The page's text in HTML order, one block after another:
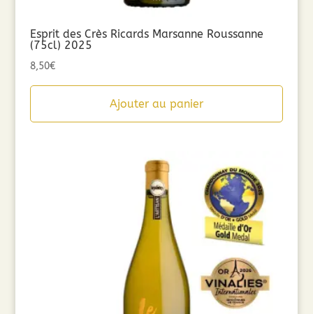
Esprit des Crès Ricards Marsanne Roussanne
(75cl) 2025
8,50€
Ajouter au panier